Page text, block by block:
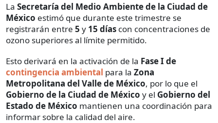
La Secretaría del Medio Ambiente de la Ciudad de
México estimó que durante este trimestre se
registrarán entre 5 y 15 días con concentraciones de
ozono superiores al límite permitido.
Esto derivará en la activación de la Fase I de
contingencia ambiental para la Zona
Metropolitana del Valle de México, por lo que el
Gobierno de la Ciudad de México y el Gobierno del
Estado de México mantienen una coordinación para
informar sobre la calidad del aire.